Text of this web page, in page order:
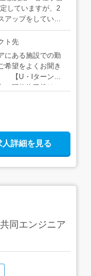
の安定稼働を実現
題がなければ見
の知識がない方
査＞検査の方に
類作成などをお任
したり傷つけたり
調査すること。こ
未経験の方でも安
月の導入研修を
修に移行し、実
担当となる先輩
トしていきますの
は…】一通り業務
ていきましょ
資格取得後は、資
ださいね！
ント店のホールス
前職の先輩たち
豊富な育成ノウ
していますが、2
アップをしていき
未経験入社4年目
む）
ト先
にある施設での勤
希望をよくお聞き
【U・Iターン大
研修終了後は、
難しい方は、家
もできます。初
、家賃半額補助
限の出費に抑え
ます。
人詳細を見る
同エンジニア